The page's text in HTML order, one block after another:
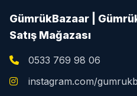
GümrükBazaar |
Satış Mağazası
0533 769 98 06
instagram.com/